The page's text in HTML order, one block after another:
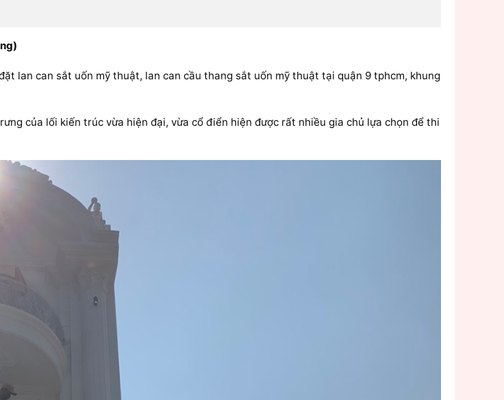
lan can sắt uốn mỹ thuật, lan can cầu thang sắt uốn mỹ thuật tại quận 9 tphcm, khung
của lối kiến trúc vừa hiện đại, vừa cổ điển hiện được rất nhiều gia chủ lựa chọn để thi